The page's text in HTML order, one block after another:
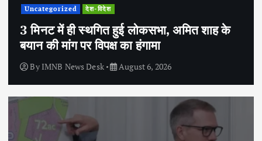
Uncategorized देश-विदेश
3 मिनट में ही स्थगित हुई लोकसभा, अमित शाह के
बयान की मांग पर विपक्ष का हंगामा
By IMNB News Desk August 6, 2026